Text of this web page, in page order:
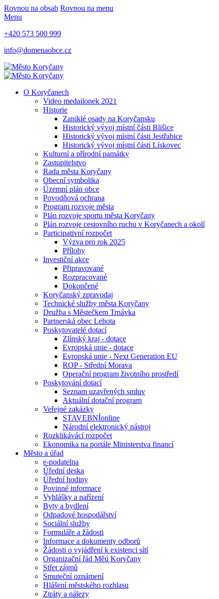
Rovnou na obsah Rovnou na menu
Menu
+420 573 500 999
info@domenaobce.cz
O Koryčanech
Video medailonek 2021
Historie
Zaniklé osady na Koryčansku
Historický vývoj místní části Blišice
Historický vývoj místní části Jestřabice
Historický vývoj místní části Lískovec
Kulturní a přírodní památky
Zastupitelstvo
Rada města Koryčany
Obecní symbolika
Územní plán obce
Povodňová ochrana
Program rozvoje města
Plán rozvoje sportu města Koryčany
Plán rozvoje cestovního ruchu v Koryčanech a okolí
Participativní rozpočet
Výzva pro rok 2025
Přílohy
Investiční akce
Připravované
Rozpracované
Dokončené
Koryčanský zpravodaj
Technické služby města Koryčany
Družba s Městečkem Trnávka
Partnerská obec Lehota
Poskytovatelé dotací
Zlínský kraj - dotace
Evropská unie - dotace
Evropská unie - Next Generation EU
ROP - Střední Morava
Operační program životního prostředí
Poskytování dotací
Seznam uzavřených smluv
Aktuální dotační program
Veřejné zakázky
STAVEBNÍonline
Národní elektronický nástroj
Rozklikávácí rozpočet
Ekonomika na portále Ministerstva financí
Město a úřad
e-podatelna
Úřední deska
Úřední hodiny
Povinné informace
Vyhlášky a nařízení
Byty a bydlení
Odpadové hospodářství
Sociální služby
Formuláře a žádosti
Informace a dokumenty odborů
Žádosti o vyjádření k existenci sítí
Organizační řád Měú Koryčany
Střet zájmů
Smuteční oznámení
Hlášení městského rozhlasu
Ztráty a nálezy